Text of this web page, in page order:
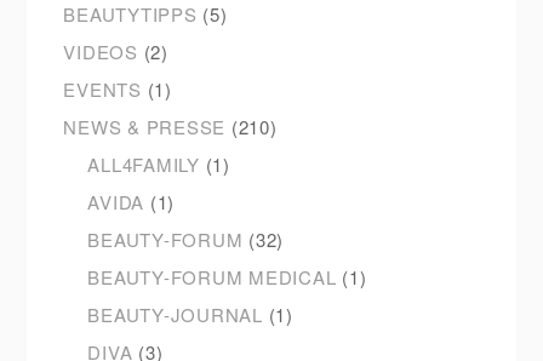
BEAUTYTIPPS (5)
VIDEOS (2)
EVENTS (1)
NEWS & PRESSE (210)
ALL4FAMILY (1)
AVIDA (1)
BEAUTY-FORUM (32)
BEAUTY-FORUM MEDICAL (1)
BEAUTY-JOURNAL (1)
DIVA (3)